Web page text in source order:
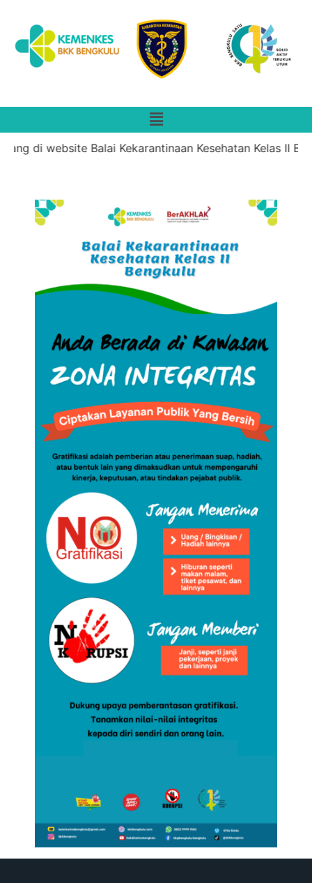
di website Balai Kekarantinaan Kesehatan Kelas II